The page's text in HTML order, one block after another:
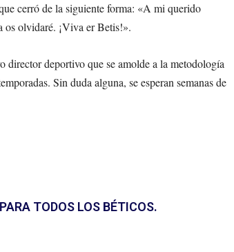
cerró de la siguiente forma: «A mi querido
os olvidaré. ¡Viva er Betis!».
director deportivo que se amolde a la metodología
Sin duda alguna, se esperan semanas de
TODOS LOS BÉTICOS.